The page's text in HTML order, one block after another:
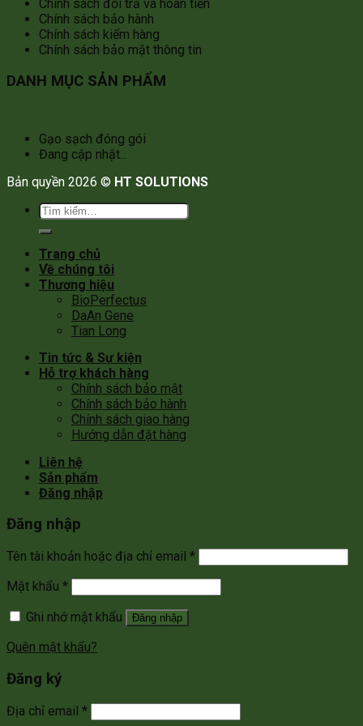
Chính sách đổi trả và hoàn tiền
Chính sách bảo hành
Chính sách kiểm hàng
Chính sách bảo mật thông tin
DANH MỤC SẢN PHẨM
Gạo sạch đóng gói
Đang cập nhật...
Bản quyền 2026 © HT SOLUTIONS
Tìm
kiếm:
Trang chủ
Về chúng tôi
Thương hiệu
BioPerfectus
DaAn Gene
Tian Long
Tin tức & Sự kiện
Hỗ trợ khách hàng
Chính sách bảo mật
Chính sách bảo hành
Chính sách giao hàng
Hướng dẫn đặt hàng
Liên hệ
Sản phẩm
Đăng nhập
Đăng nhập
Tên tài khoản hoặc địa chỉ email *
Mật khẩu *
Ghi nhớ mật khẩu
Đăng nhập
Quên mật khẩu?
Đăng ký
Địa chỉ email *